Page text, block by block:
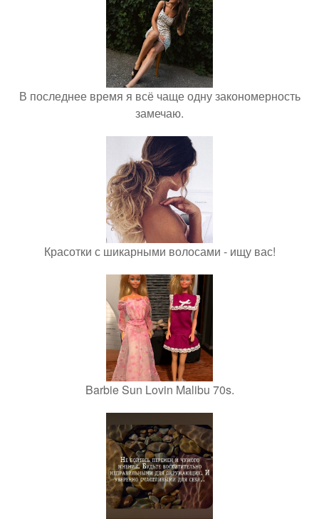
В последнее время я всё чаще одну закономерность
замечаю.
Красотки с шикарными волосами - ищу вас!
Barbie Sun Lovin Malibu 70s.